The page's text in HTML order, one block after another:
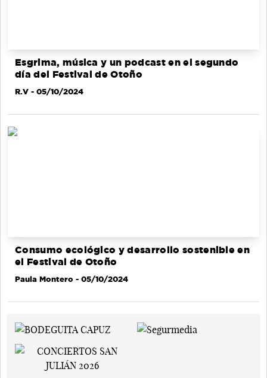
Esgrima, música y un podcast en el segundo
día del Festival de Otoño
R.V - 05/10/2024
Consumo ecológico y desarrollo sostenible en
el Festival de Otoño
Paula Montero - 05/10/2024